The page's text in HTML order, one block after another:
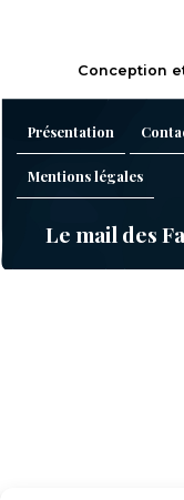
Conception
Présentation
Mentions légales
Le mail des